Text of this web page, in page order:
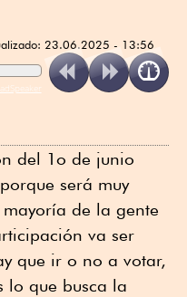
23.06.2025 - 13:56
del 1o de junio
será muy
de la gente
va ser
que ir o no a votar,
lo que busca la